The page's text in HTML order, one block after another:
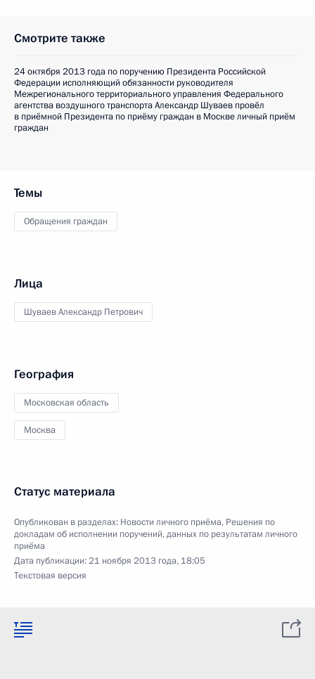
Смотрите также
24 октября 2013 года по поручению Президента Российской
Федерации исполняющий обязанности руководителя
Межрегионального территориального управления Федерального
агентства воздушного транспорта Александр Шуваев провёл
в приёмной Президента по приёму граждан в Москве личный приём
граждан
Темы
Обращения граждан
Лица
Шуваев Александр Петрович
География
Московская область
Москва
Статус материала
Опубликован в разделах: Новости личного приёма, Решения по
докладам об исполнении поручений, данных по результатам личного
приёма
Дата публикации:21 ноября 2013 года, 18:05
Текстовая версия